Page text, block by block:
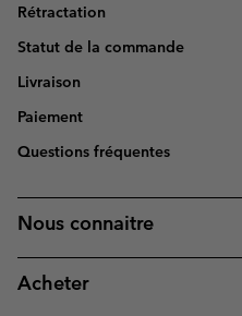
Rétractation
Statut de la commande
Livraison
Paiement
Questions fréquentes
Nous connaitre
Acheter